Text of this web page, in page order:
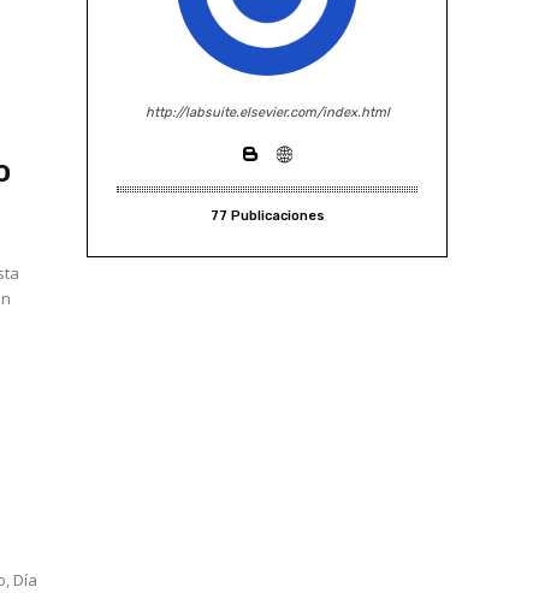
Día
http://labsuite.elsevier.com/index.html
77 Publicaciones